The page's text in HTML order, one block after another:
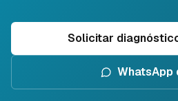
Solicitar
WhatsApp